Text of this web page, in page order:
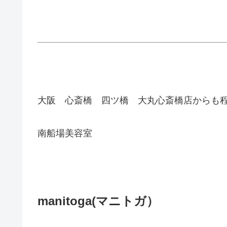
大阪 心斎橋 四ツ橋 大丸心斎橋店からも
南船場美容室
manitoga(マニトガ）